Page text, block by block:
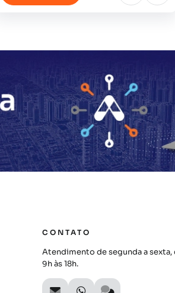
CONTATO
Atendimento de segunda a sexta,
9h às 18h.